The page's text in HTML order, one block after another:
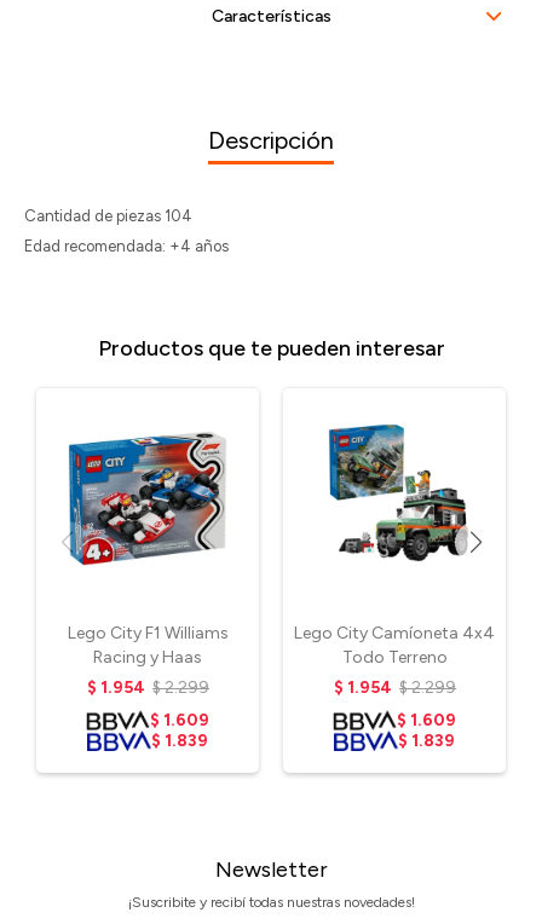
Características
Descripción
Cantidad de piezas 104
Edad recomendada: +4 años
Productos que te pueden interesar
Lego City F1 Williams
Racing y Haas
$ 1.954 $2.299
$ 1.609
$ 1.839
Lego City Camíoneta 4x4
Todo Terreno
$ 1.954 $2.299
$ 1.609
$ 1.839
Newsletter
¡Suscribite y recibí todas nuestras novedades!